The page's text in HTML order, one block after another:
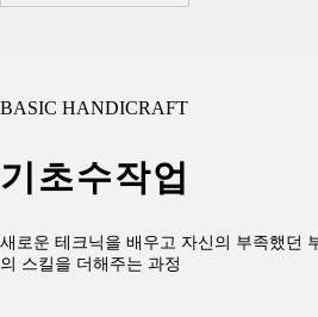
BASIC HANDICRAFT
기초수작업
새로운 테크닉을 배우고 자신의 부족했던
의 스킬을 더해주는 과정